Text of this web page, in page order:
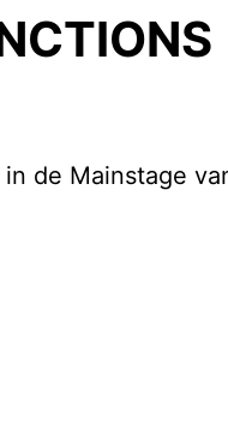
de Mainstage